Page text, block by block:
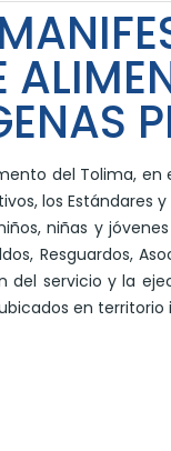
del Tolima,
los Estándares
niñas y
Resguardos,
del servicio y la
en